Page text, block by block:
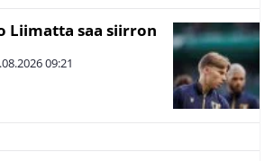
Liimatta saa siirron
09:21